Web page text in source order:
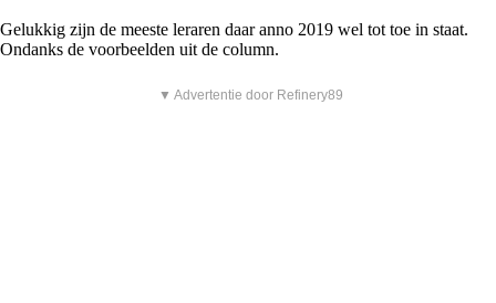
Gelukkig zijn de meeste leraren daar anno 2019 wel tot toe in staat.
Ondanks de voorbeelden uit de column.
▼ Advertentie door Refinery89